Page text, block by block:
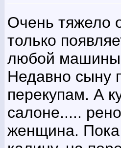
Очень тяжело
только
любой машины,
Недавно сыну
перекупам. А
салоне.....
женщина. Пока